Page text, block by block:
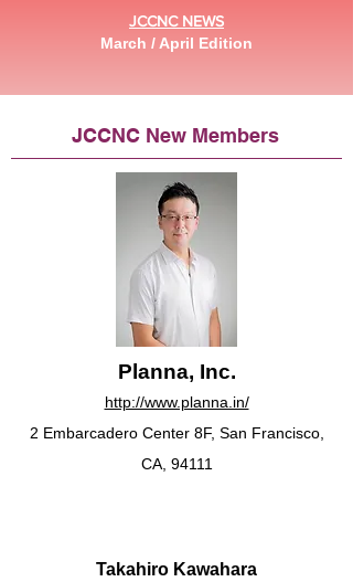
JCCNC NEWS
March / April Edition
JCCNC New Members
Planna, Inc.
http://www.planna.in/
2 Embarcadero Center 8F, San Francisco,
CA, 94111
Takahiro Kawahara